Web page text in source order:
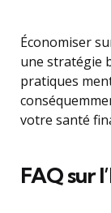
Économiser
une stratégie
pratiques
votre santé
FAQ sur